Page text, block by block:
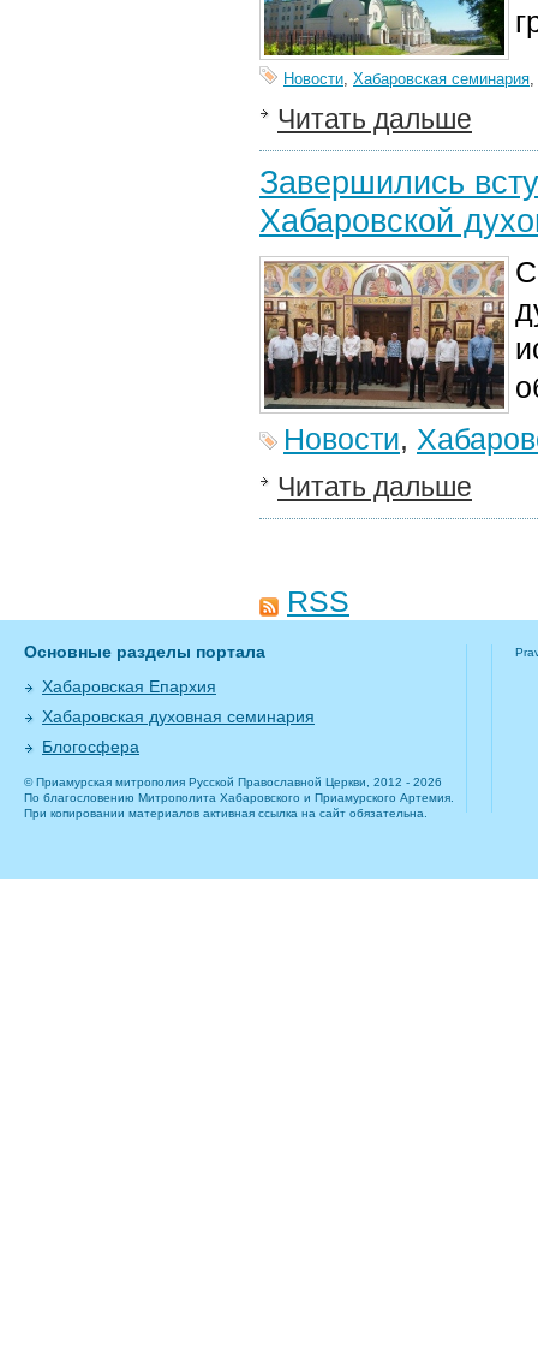
Новости, Хабаровская семинария,
Читать дальше
Завершились
Хабаровской
Новости,
Читать дальше
RSS
Основные разделы портала
Хабаровская Епархия
Хабаровская духовная семинария
Блогосфера
© Приамурская митрополия Русской Православной Церкви, 2012 - 2026
По благословению Митрополита Хабаровского и Приамурского Артемия.
При копировании материалов активная ссылка на сайт обязательна.